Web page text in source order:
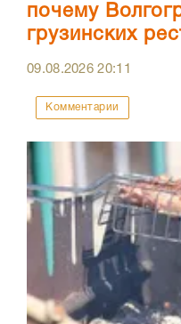
почему
грузинских
09.08.202620:11
Комментарии